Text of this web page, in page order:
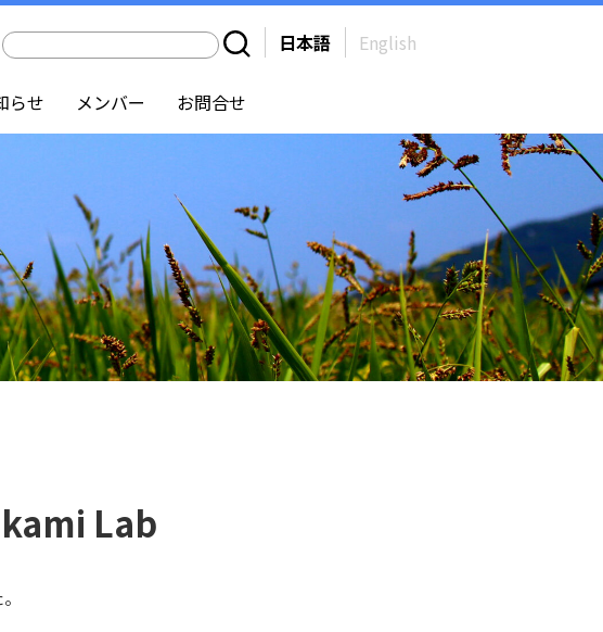
English
日本語
らせ メンバー お問合せ
Lab